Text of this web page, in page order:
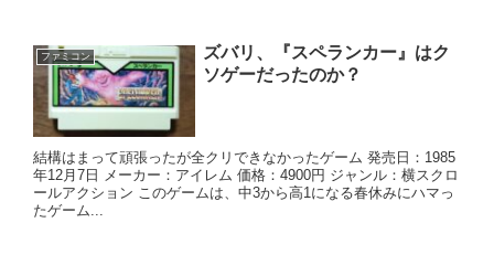
ファミコン
ズバリ、『スペランカー』はク
ソゲーだったのか？
結構はまって頑張ったが全クリできなかったゲーム 発売日：1985
年12月7日 メーカー：アイレム 価格：4900円 ジャンル：横スクロ
ールアクション このゲームは、中3から高1になる春休みにハマっ
たゲーム...